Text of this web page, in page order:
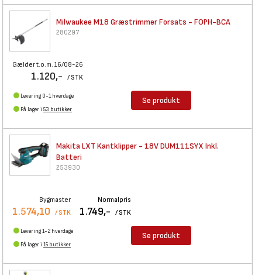
Milwaukee M18 GræstrimmerForsats - FOPH-BCA
280297
Gælder t.o.m. 16/08-26
1.120,- / STK
Levering 0-1 hverdage
På lager i 53 butikker
Se produkt
Makita LXT Kantklipper - 18VDUM111SYX Inkl.
Batteri
253930
Bygmaster
1.574,10 / STK
Normalpris
1.749,- / STK
Levering 1-2 hverdage
På lager i 15 butikker
Se produkt